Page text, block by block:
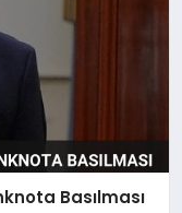
Basılması